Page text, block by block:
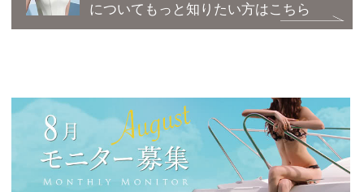
についてもっと知りたい方はこちら